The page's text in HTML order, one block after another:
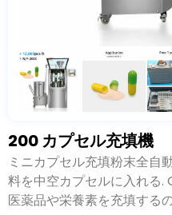
200 カプセル充填機
ミニカプセル充填粉末全自
料を中空カプセルに入れる.
医薬品や栄養素を充填する